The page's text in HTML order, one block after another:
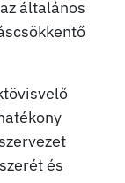
általános
és